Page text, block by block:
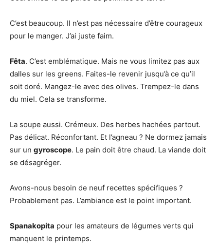
C’est beaucoup. Il n’est pas nécessaire d’être courageux
pour le manger. J’ai juste faim.
Fêta. C’est emblématique. Mais ne vous limitez pas aux
dalles sur les greens. Faites-le revenir jusqu’à ce qu’il
soit doré. Mangez-le avec des olives. Trempez-le dans
du miel. Cela se transforme.
La soupe aussi. Crémeux. Des herbes hachées partout.
Pas délicat. Réconfortant. Et l’agneau ? Ne dormez jamais
sur un gyroscope. Le pain doit être chaud. La viande doit
se désagréger.
Avons-nous besoin de neuf recettes spécifiques ?
Probablement pas. L’ambiance est le point important.
Spanakopita pour les amateurs de légumes verts qui
manquent le printemps.